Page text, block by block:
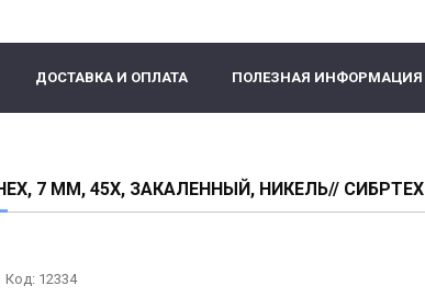
ДОСТАВКА И ОПЛАТА ПОЛЕЗНАЯ ИНФОРМАЦИЯ
7 ММ, 45X, ЗАКАЛЕННЫЙ, НИКЕЛЬ// СИБРТЕХ
Код: 12334